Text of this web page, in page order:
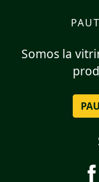
Somos la